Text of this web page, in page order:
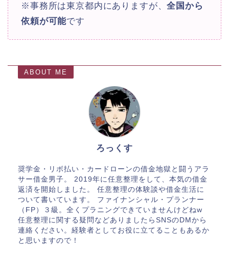
※事務所は東京都内にありますが、全国から
依頼が可能です
ABOUT ME
ろっくす
奨学金・リボ払い・カードローンの借金地獄と闘うアラ
サー借金男子。 2019年に任意整理をして、本気の借金
返済を開始しました。 任意整理の体験談や借金生活に
ついて書いています。 ファイナンシャル・プランナー
（FP）３級。全くプラニングできていませんけどねw
任意整理に関する疑問などありましたらSNSのDMから
連絡ください。経験者としてお役に立てることもあるか
と思いますので！